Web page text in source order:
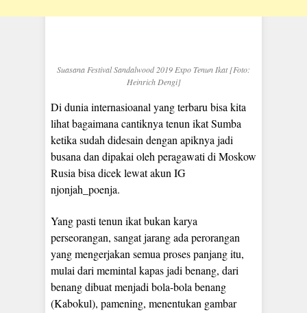
Suasana Festival Sandalwood 2019 Expo Tenun Ikat [Foto:
Heinrich Dengi]
Di dunia internasioanal yang terbaru bisa kita
lihat bagaimana cantiknya tenun ikat Sumba
ketika sudah didesain dengan apiknya jadi
busana dan dipakai oleh peragawati di Moskow
Rusia bisa dicek lewat akun IG
njonjah_poenja.
Yang pasti tenun ikat bukan karya
perseorangan, sangat jarang ada perorangan
yang mengerjakan semua proses panjang itu,
mulai dari memintal kapas jadi benang, dari
benang dibuat menjadi bola-bola benang
(Kabokul), pamening, menentukan gambar